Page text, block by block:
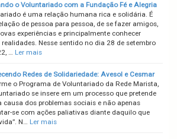
o Voluntariado com a Fundação Fé e Alegria
é uma relação humana rica e solidária. É
de pessoa para pessoa, de se fazer amigos,
experiências e principalmente conhecer
Nesse sentido no dia 28 de setembro
… Ler mais
Redes de Solidariedade: Avesol e Cesmar
o Programa de Voluntariado da Rede Marista,
se insere em um processo que pretende
causa dos problemas sociais e não apenas
se com ações paliativas diante daquilo que
N… Ler mais